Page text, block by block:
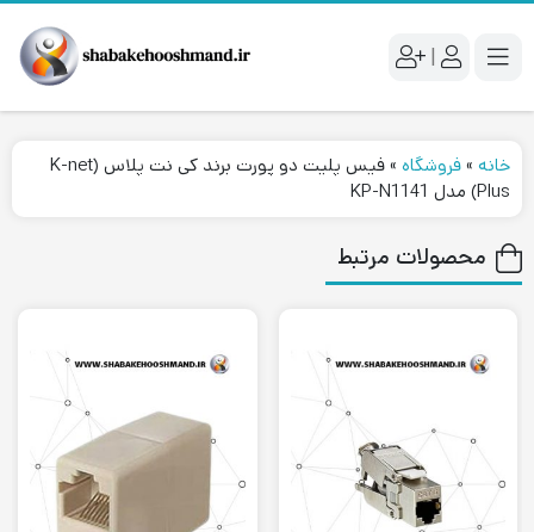
|
خانه »فروشگاه »
فیس پلیت دو پورت برند کی نت پلاس (K-net
Plus) مدل KP-N1141
محصولات مرتبط